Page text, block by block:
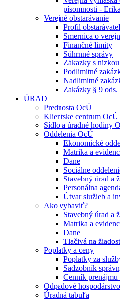
písomnosti -
Verejné obstarávanie
Profil
Smernica o
Finančné limity
Súhrnné správy
Zákazky s
Podlimitné
Nadlimitné
Zakázky § 9
ÚRAD
Prednosta OcÚ
Klientske centrum OcÚ
Sídlo a úradné hodiny
Oddelenia OcÚ
Ekonomické
Matrika a
Dane
Sociálne
Stavebný úrad a
Personálna
Útvar služieb a
Ako vybaviť?
Stavebný úrad a
Matrika a
Dane
Tlačivá na
Poplatky a ceny
Poplatky za
Sadzobník
Cenník prenájmu
Odpadové hospodárstvo
Úradná tabuľa